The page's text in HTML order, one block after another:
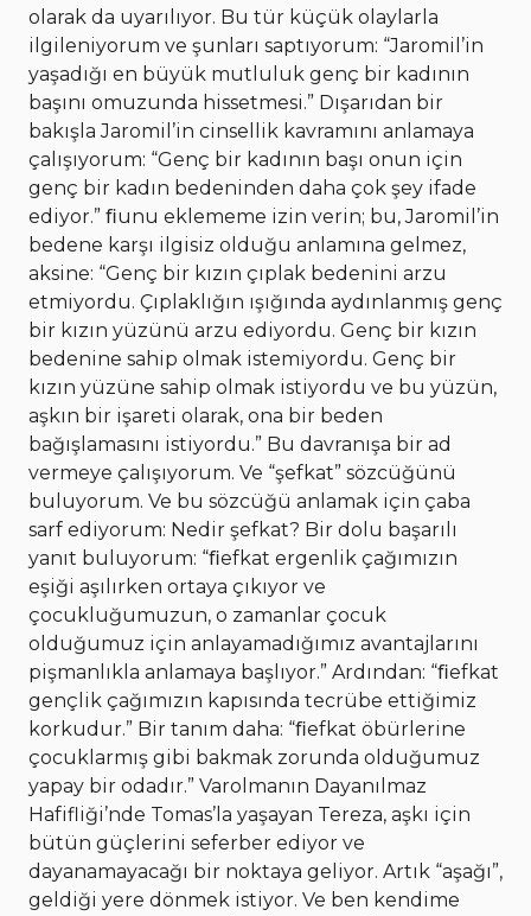
olarak da uyarılıyor. Bu tür küçük olaylarla
ilgileniyorum ve şunları saptıyorum: “Jaromil’in
yaşadığı en büyük mutluluk genç bir kadının
başını omuzunda hissetmesi.” Dışarıdan bir
bakışla Jaromil’in cinsellik kavramını anlamaya
çalışıyorum: “Genç bir kadının başı onun için
genç bir kadın bedeninden daha çok şey ifade
ediyor.” ﬁunu eklememe izin verin; bu, Jaromil’in
bedene karşı ilgisiz olduğu anlamına gelmez,
aksine: “Genç bir kızın çıplak bedenini arzu
etmiyordu. Çıplaklığın ışığında aydınlanmış genç
bir kızın yüzünü arzu ediyordu. Genç bir kızın
bedenine sahip olmak istemiyordu. Genç bir
kızın yüzüne sahip olmak istiyordu ve bu yüzün,
aşkın bir işareti olarak, ona bir beden
bağışlamasını istiyordu.” Bu davranışa bir ad
vermeye çalışıyorum. Ve “şefkat” sözcüğünü
buluyorum. Ve bu sözcüğü anlamak için çaba
sarf ediyorum: Nedir şefkat? Bir dolu başarılı
yanıt buluyorum: “ﬁefkat ergenlik çağımızın
eşiği aşılırken ortaya çıkıyor ve
çocukluğumuzun, o zamanlar çocuk
olduğumuz için anlayamadığımız avantajlarını
pişmanlıkla anlamaya başlıyor.” Ardından: “ﬁefkat
gençlik çağımızın kapısında tecrübe ettiğimiz
korkudur.” Bir tanım daha: “ﬁefkat öbürlerine
çocuklarmış gibi bakmak zorunda olduğumuz
yapay bir odadır.” Varolmanın Dayanılmaz
Hafifliği’nde Tomas’la yaşayan Tereza, aşkı için
bütün güçlerini seferber ediyor ve
dayanamayacağı bir noktaya geliyor. Artık “aşağı”,
geldiği yere dönmek istiyor. Ve ben kendime